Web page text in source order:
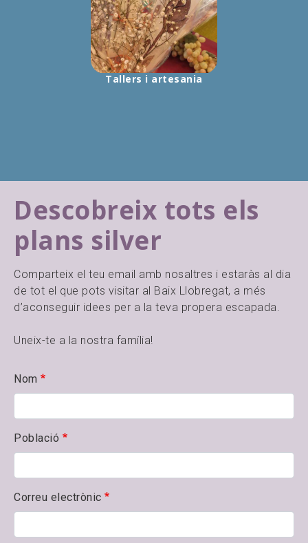
Tallers i artesania
Descobreix tots els
plans silver
Comparteix el teu email amb nosaltres i estaràs al dia
de tot el que pots visitar al Baix Llobregat, a més
d’aconseguir idees per a la teva propera escapada.
Uneix-te a la nostra família!
Nom
Població
Correu electrònic